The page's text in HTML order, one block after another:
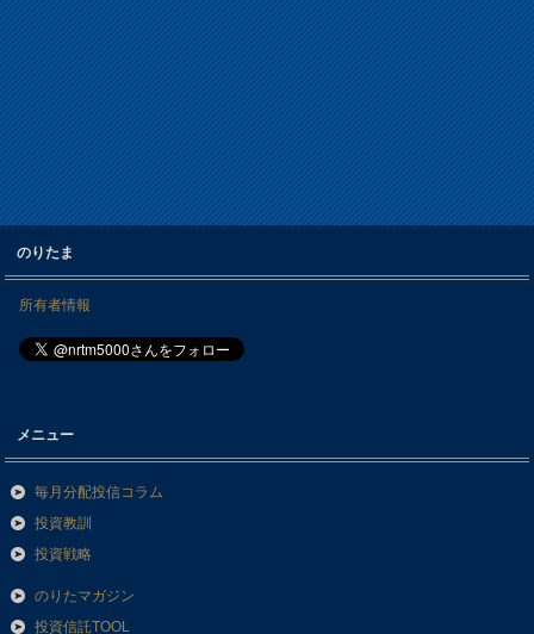
のりたま
所有者情報
メニュー
毎月分配投信コラム
投資教訓
投資戦略
のりたマガジン
投資信託TOOL